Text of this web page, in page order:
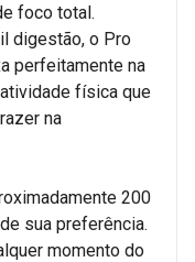
foco total.
digestão, o Pro
perfeitamente na
física que
na
200
sua preferência.
momento do